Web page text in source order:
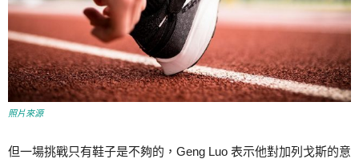
照片來源
但一場挑戰只有鞋子是不夠的，Geng Luo 表示他對加列戈斯的意